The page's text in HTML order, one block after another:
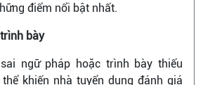
điểm nổi bật nhất.
bày
ngữ pháp hoặc trình bày thiếu
khiến nhà tuyển dụng đánh giá